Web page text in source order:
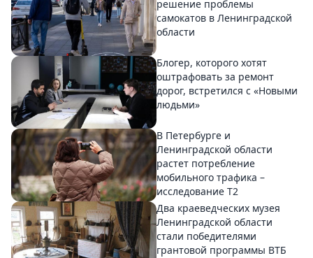
решение проблемы
самокатов в Ленинградской
области
Блогер, которого хотят
оштрафовать за ремонт
дорог, встретился с «Новыми
людьми»
В Петербурге и
Ленинградской области
растет потребление
мобильного трафика –
исследование T2
Два краеведческих музея
Ленинградской области
стали победителями
грантовой программы ВТБ